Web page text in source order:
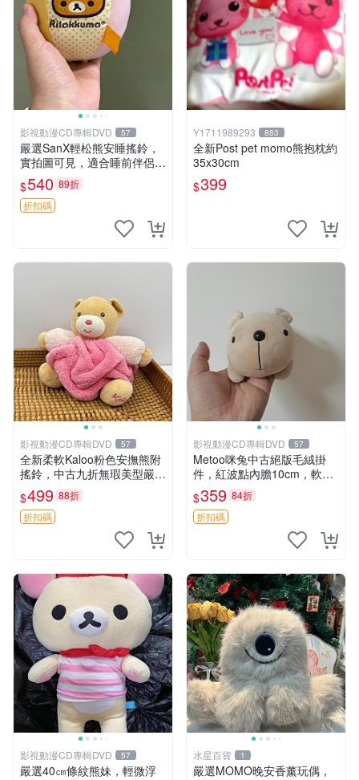
影視動漫CD專輯DVD 57
嚴選SanX輕松熊安睡搖鈴，
實拍圖可見，適合睡前伴侶，
Picks安撫好物 0325 懸吊 電
腦
$540 89折
折扣碼
Y1711989293 883
全新Post pet momo熊抱枕約
35x30cm
$399
影視動漫CD專輯DVD 57
全新柔軟Kaloo粉色安撫熊附
搖鈴，中古九折無瑕美型嚴選
收藏 粉色 安撫 玩具
$499 88折
折扣碼
影視動漫CD專輯DVD 57
Metoo咪兔中古絕版毛絨掛
件，紅波點內膽10cm，軟糯
宜贈送收藏 咪熊 毛絨 掛件
$359 84折
折扣碼
影視動漫CD專輯DVD 57
嚴選40㎝條紋熊妹，輕微浮
水星百貨 1
嚴選MOMO晚安香薰玩偶，